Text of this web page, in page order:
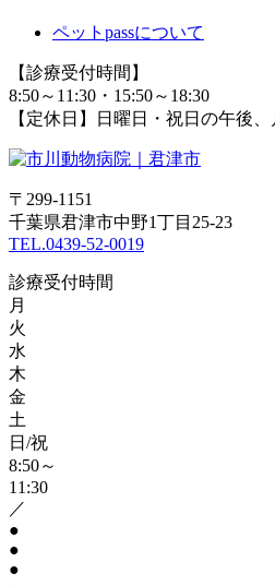
ペットpassについて
【診療受付時間】
8:50～11:30・15:50～18:30
【定休日】日曜日・祝日の午後、
〒299-1151
千葉県君津市中野1丁目25‐23
TEL.0439-52-0019
診療受付時間
月
火
水
木
金
土
日/祝
8:50～
11:30
／
●
●
●